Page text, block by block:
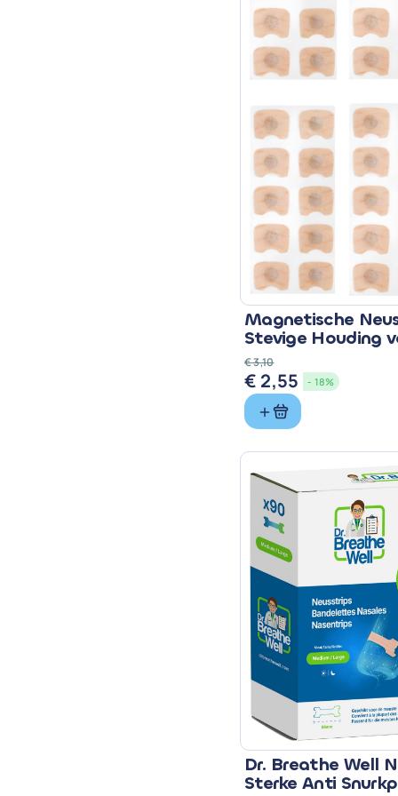
Magnetische
Stevige Houding
€3,10
Oorspronkelijke
prijs
was:
€ 3,10.
€ 2,55 Huidige
prijs
is:
€ 2,55.
- 18%
Dr. Breathe Well
Sterke Anti